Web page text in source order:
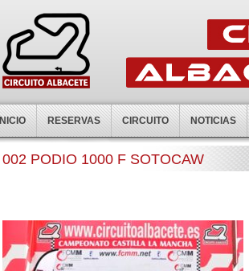
INICIO RESERVAS CIRCUITO NOTICIAS
002 PODIO 1000 F SOTOCAW